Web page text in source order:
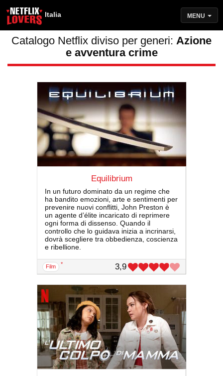
Italia MENU
Catalogo Netflix diviso per generi: Azione
e avventura crime
Equilibrium
In un futuro dominato da un regime che
ha bandito emozioni, arte e sentimenti per
prevenire nuovi conflitti, John Preston è
un agente d’élite incaricato di reprimere
ogni forma di dissenso. Quando il
controllo che lo guidava inizia a incrinarsi,
dovrà scegliere tra obbedienza, coscienza
e ribellione.
film * 3,9